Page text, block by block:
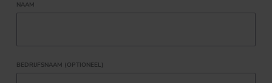
NAAM
BEDRIJFSNAAM (OPTIONEEL)